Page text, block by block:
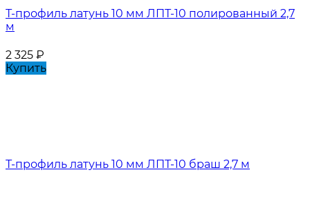
Т-профиль латунь 10 мм ЛПТ-10 полированный 2,7
м
2 325 ₽
Купить
Т-профиль латунь 10 мм ЛПТ-10 браш 2,7 м